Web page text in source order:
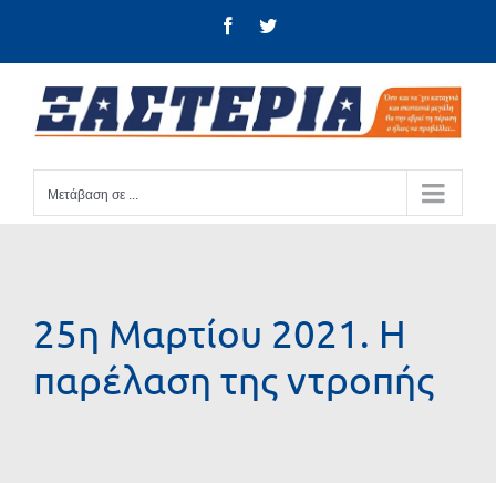
FacebookTwitter
Μετάβαση σε ...
25η Μαρτίου 2021. Η
παρέλαση της ντροπής